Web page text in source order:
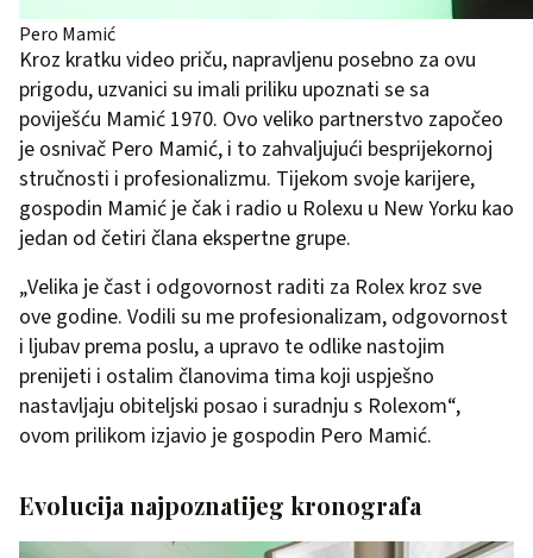
Pero Mamić
Kroz kratku video priču, napravljenu posebno za ovu
prigodu, uzvanici su imali priliku upoznati se sa
poviješću Mamić 1970. Ovo veliko partnerstvo započeo
je osnivač Pero Mamić, i to zahvaljujući besprijekornoj
stručnosti i profesionalizmu. Tijekom svoje karijere,
gospodin Mamić je čak i radio u Rolexu u New Yorku kao
jedan od četiri člana ekspertne grupe.
„Velika je čast i odgovornost raditi za Rolex kroz sve
ove godine. Vodili su me profesionalizam, odgovornost
i ljubav prema poslu, a upravo te odlike nastojim
prenijeti i ostalim članovima tima koji uspješno
nastavljaju obiteljski posao i suradnju s Rolexom“,
ovom prilikom izjavio je gospodin Pero Mamić.
Evolucija najpoznatijeg kronografa